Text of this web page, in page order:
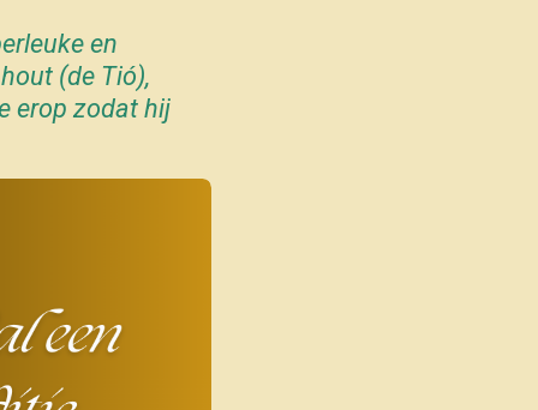
en
(de Tió),
erop zodat hij